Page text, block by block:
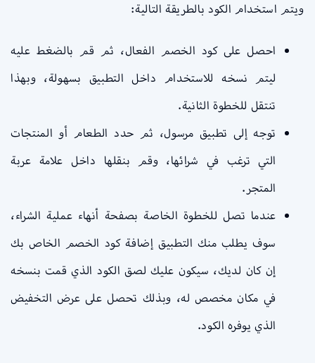
ويتم استخدام الكود بالطريقة التالية:
احصل على كود الخصم الفعال، ثم قم بالضغط عليه
ليتم نسخه للاستخدام داخل التطبيق بسهولة، وبهذا
تنتقل للخطوة الثانية.
توجه إلى تطبيق مرسول، ثم حدد الطعام أو المنتجات
التي ترغب في شرائها، وقم بنقلها داخل علامة عربة
المتجر.
عندما تصل للخطوة الخاصة بصفحة أنهاء عملية الشراء،
سوف يطلب منك التطبيق إضافة كود الخصم الخاص بك
إن كان لديك، سيكون عليك لصق الكود الذي قمت بنسخه
في مكان مخصص له، وبذلك تحصل على عرض التخفيض
الذي يوفره الكود.